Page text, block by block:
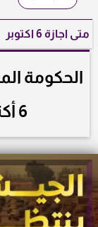
متى اجازة 6 اكتوبر
الحكومة
6 أكتوبر - جريدة العرب 24